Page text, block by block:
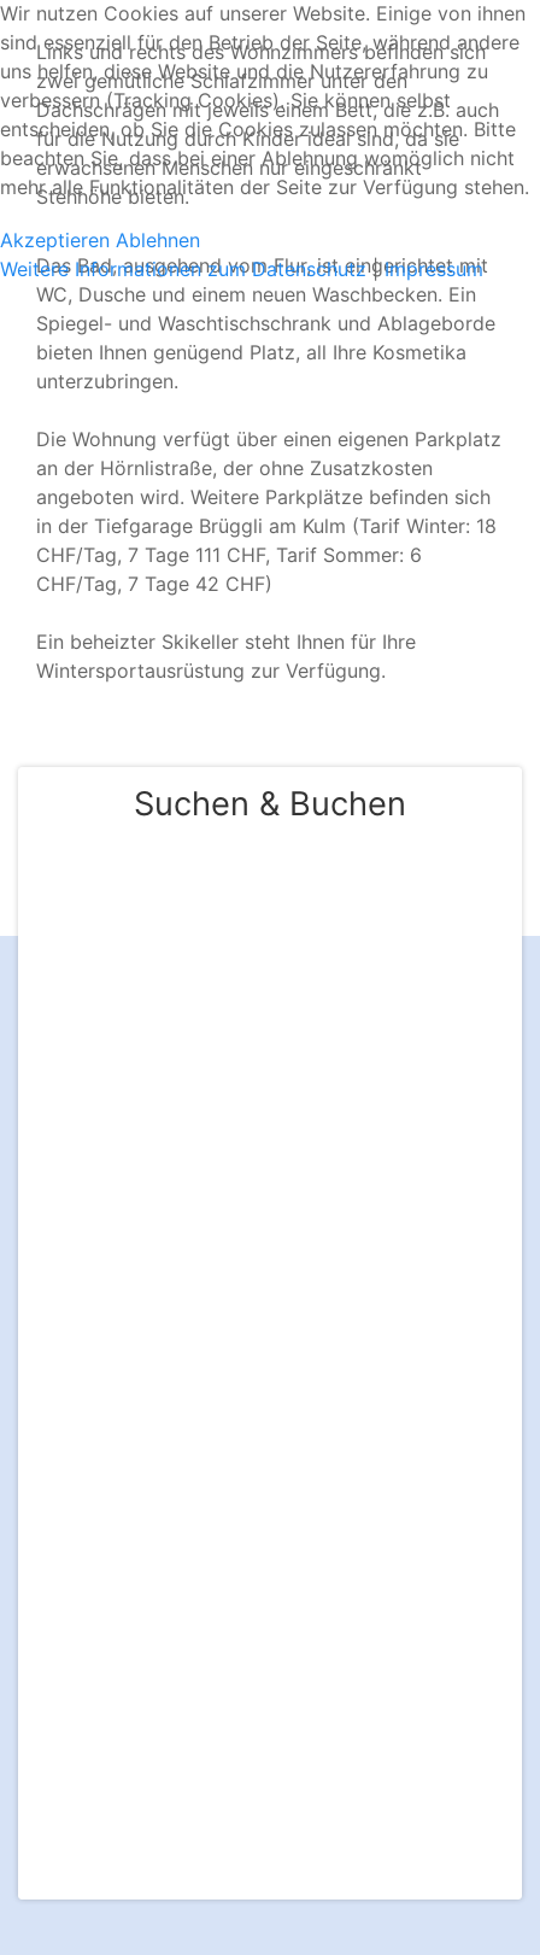
Links und rechts des Wohnzimmers befinden sich
zwei gemütliche Schlafzimmer unter den
Dachschrägen mit jeweils einem Bett, die z.B. auch
für die Nutzung durch Kinder ideal sind, da sie
erwachsenen Menschen nur eingeschränkt
Stehhöhe bieten.
Das Bad, ausgehend vom Flur, ist eingerichtet mit
WC, Dusche und einem neuen Waschbecken. Ein
Spiegel- und Waschtischschrank und Ablageborde
bieten Ihnen genügend Platz, all Ihre Kosmetika
unterzubringen.
Die Wohnung verfügt über einen eigenen Parkplatz
an der Hörnlistraße, der ohne Zusatzkosten
angeboten wird. Weitere Parkplätze befinden sich
in der Tiefgarage Brüggli am Kulm (Tarif Winter: 18
CHF/Tag, 7 Tage 111 CHF, Tarif Sommer: 6
CHF/Tag, 7 Tage 42 CHF)
Ein beheizter Skikeller steht Ihnen für Ihre
Wintersportausrüstung zur Verfügung.
Wir nutzen Cookies auf unserer Website. Einige von ihnen
sind essenziell für den Betrieb der Seite, während andere
uns helfen, diese Website und die Nutzererfahrung zu
verbessern (Tracking Cookies). Sie können selbst
entscheiden, ob Sie die Cookies zulassen möchten. Bitte
beachten Sie, dass bei einer Ablehnung womöglich nicht
mehr alle Funktionalitäten der Seite zur Verfügung stehen.
Akzeptieren Ablehnen
Weitere Informationen zum Datenschutz|Impressum
Suchen & Buchen